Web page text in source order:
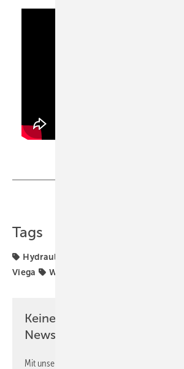
Tags
Hydraulischer Abgleich
Viega
Warmwasserzirkulation
Keine Zeit? Kein Problem mit
Newsletter!
Mit unserem Newsletter erhalten Sie